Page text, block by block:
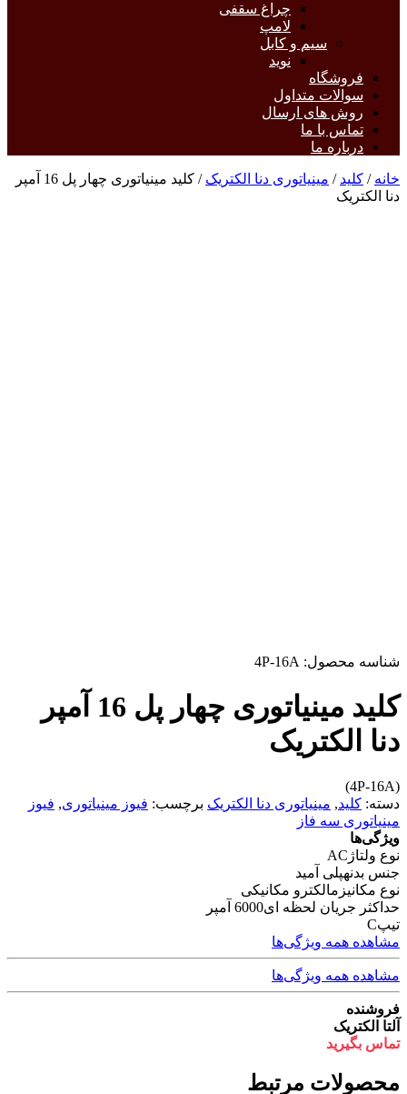
چراغ سقفی
لامپ
سیم و کابل
نوید
فروشگاه
سوالات متداول
روش های ارسال
تماس با ما
درباره ما
خانه / کلید / مینیاتوری دنا الکتریک
/ کلید مینیاتوری چهار پل 16 آمپر
دنا الکتریک
شناسه محصول: 4P-16A
کلید مینیاتوری چهار پل 16 آمپر
دنا الکتریک
(4P-16A)
دسته: کلید, مینیاتوری دنا الکتریک برچسب: فیوز مینیاتوری, فیوز
مینیاتوری سه فاز
ویژگی‌ها
نوع ولتاژ AC
جنس بدنهپلی آمید
نوع مکانیزمالکترو مکانیکی
حداکثر جریان لحظه ای6000 آمپر
تیپC
مشاهده همه ویژگی‌ها
مشاهده همه ویژگی‌ها
فروشنده
آلتا الکتریک
تماس بگیرید
محصولات مرتبط